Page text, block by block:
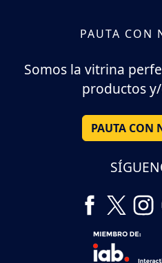
PAUTA CON
Somos la vitrina
productos
PAUTA CON